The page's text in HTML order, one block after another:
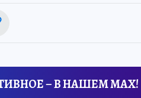
– В НАШЕМ MAX!